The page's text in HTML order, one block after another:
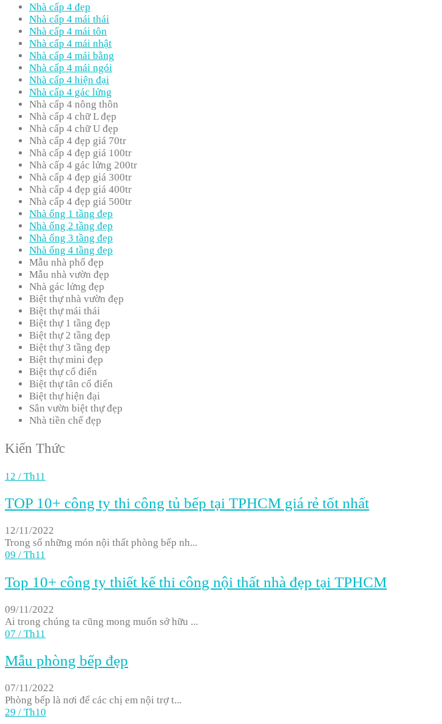
Nhà cấp 4 đẹp
Nhà cấp 4 mái thái
Nhà cấp 4 mái tôn
Nhà cấp 4 mái nhật
Nhà cấp 4 mái bằng
Nhà cấp 4 mái ngói
Nhà cấp 4 hiện đại
Nhà cấp 4 gác lửng
Nhà cấp 4 nông thôn
Nhà cấp 4 chữ L đẹp
Nhà cấp 4 chữ U đẹp
Nhà cấp 4 đẹp giá 70tr
Nhà cấp 4 đẹp giá 100tr
Nhà cấp 4 gác lửng 200tr
Nhà cấp 4 đẹp giá 300tr
Nhà cấp 4 đẹp giá 400tr
Nhà cấp 4 đẹp giá 500tr
Nhà ống 1 tầng đẹp
Nhà ống 2 tầng đẹp
Nhà ống 3 tầng đẹp
Nhà ống 4 tầng đẹp
Mẫu nhà phố đẹp
Mẫu nhà vườn đẹp
Nhà gác lửng đẹp
Biệt thự nhà vườn đẹp
Biệt thự mái thái
Biệt thự 1 tầng đẹp
Biệt thự 2 tầng đẹp
Biệt thự 3 tầng đẹp
Biệt thự mini đẹp
Biệt thự cổ điển
Biệt thự tân cổ điển
Biệt thự hiện đại
Sân vườn biệt thự đẹp
Nhà tiền chế đẹp
Kiến Thức
12 / Th11
TOP 10+ công ty thi công tủ bếp tại TPHCM giá rẻ tốt nhất
12/11/2022
Trong số những món nội thất phòng bếp nh...
09 / Th11
Top 10+ công ty thiết kế thi công nội thất nhà đẹp tại TPHCM
09/11/2022
Ai trong chúng ta cũng mong muốn sở hữu ...
07 / Th11
Mẫu phòng bếp đẹp
07/11/2022
Phòng bếp là nơi để các chị em nội trợ t...
29 / Th10